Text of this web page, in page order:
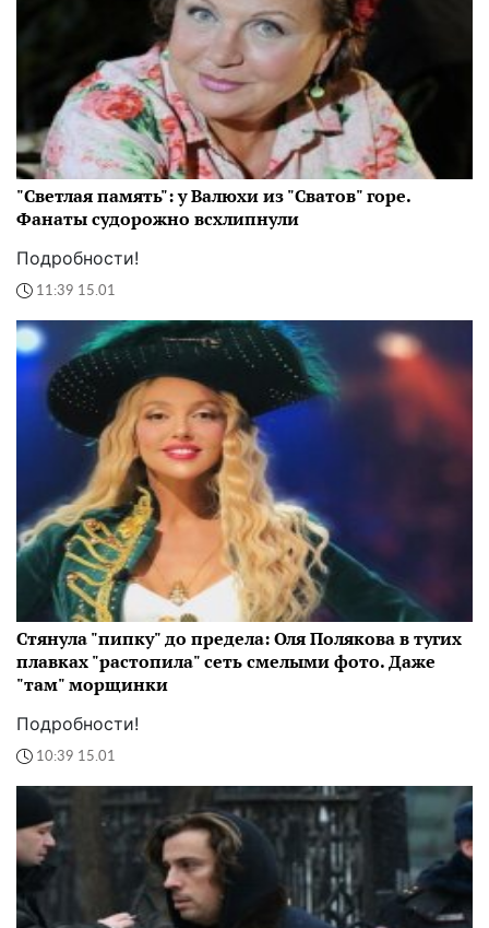
"Светлая память": у Валюхи из "Сватов" горе.
Фанаты судорожно всхлипнули
Подробности!
11:39 15.01
Стянула "пипку" до предела: Оля Полякова в тугих
плавках "растопила" сеть смелыми фото. Даже
"там" морщинки
Подробности!
10:39 15.01